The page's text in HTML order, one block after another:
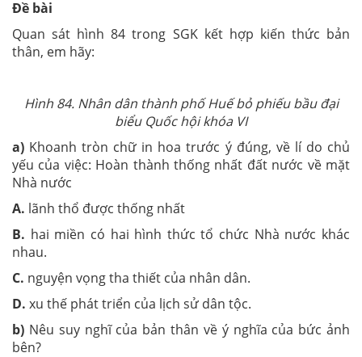
Đề bài
Quan sát hình 84 trong SGK kết hợp kiến thức bản
thân, em hãy:
Hình 84. Nhân dân thành phố Huế bỏ phiếu bầu đại
biểu Quốc hội khóa VI
a) Khoanh tròn chữ in hoa trước ý đúng, về lí do chủ
yếu của việc: Hoàn thành thống nhất đất nước về mặt
Nhà nước
A. lãnh thổ được thống nhất
B. hai miền có hai hình thức tổ chức Nhà nước khác
nhau.
C. nguyện vọng tha thiết của nhân dân.
D. xu thế phát triển của lịch sử dân tộc.
b) Nêu suy nghĩ của bản thân về ý nghĩa của bức ảnh
bên?